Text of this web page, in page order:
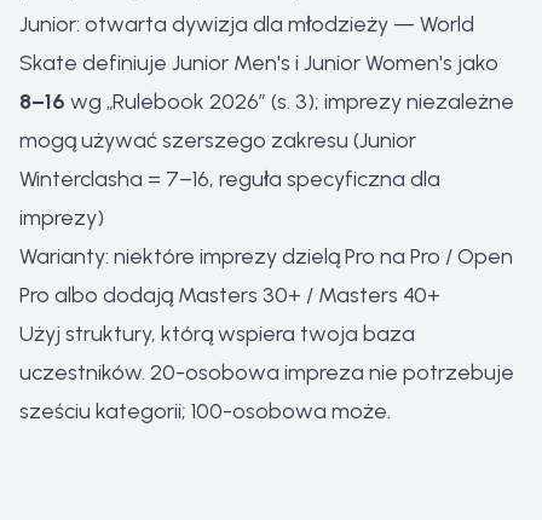
Junior: otwarta dywizja dla młodzieży — World
Skate definiuje Junior Men's i Junior Women's jako
8–16 wg „Rulebook 2026” (s. 3); imprezy niezależne
mogą używać szerszego zakresu (Junior
Winterclasha = 7–16, reguła specyficzna dla
imprezy)
Warianty: niektóre imprezy dzielą Pro na Pro / Open
Pro albo dodają Masters 30+ / Masters 40+
Użyj struktury, którą wspiera twoja baza
uczestników. 20-osobowa impreza nie potrzebuje
sześciu kategorii; 100-osobowa może.